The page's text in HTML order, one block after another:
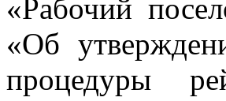
«Рабочий
«Об
процедуры